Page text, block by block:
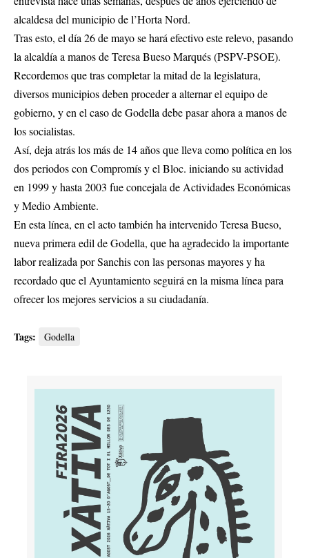
alcaldesa del municipio de l’Horta Nord.
Tras esto, el día 26 de mayo se hará efectivo este relevo, pasando
la alcaldía a manos de Teresa Bueso Marqués (PSPV-PSOE).
Recordemos que tras completar la mitad de la legislatura,
diversos municipios deben proceder a alternar el equipo de
gobierno, y en el caso de Godella debe pasar ahora a manos de
los socialistas.
Así, deja atrás los más de 14 años que lleva como política en los
dos periodos con Compromís y el Bloc. iniciando su actividad
en 1999 y hasta 2003 fue concejala de Actividades Económicas
y Medio Ambiente.
En esta línea, en el acto también ha intervenido Teresa Bueso,
nueva primera edil de Godella, que ha agradecido la importante
labor realizada por Sanchis con las personas mayores y ha
recordado que el Ayuntamiento seguirá en la misma línea para
ofrecer los mejores servicios a su ciudadanía.
Tags: Godella